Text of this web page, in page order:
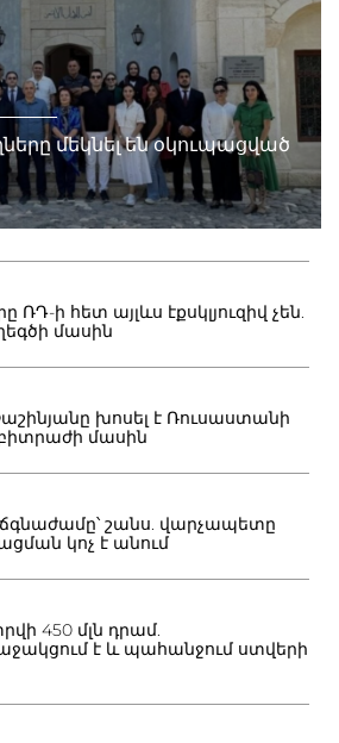
մեկնել են օկուպացված
ՌԴ-ի հետ այլևս էքսկլյուզիվ չեն.
մասին
խոսել է Ռուսաստանի
մասին
շանս. վարչապետը
կոչ է անում
450 մլն դրամ.
է և պահանջում ստվերի